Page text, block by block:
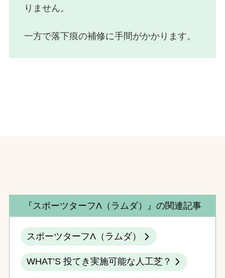
りません。
一方で落下痕の補修に手間がかかります。
『スポーツターフΛ（ラムダ）』の関連記事
スポーツターフΛ（ラムダ）
WHAT’S 投てき実施可能な人工芝？